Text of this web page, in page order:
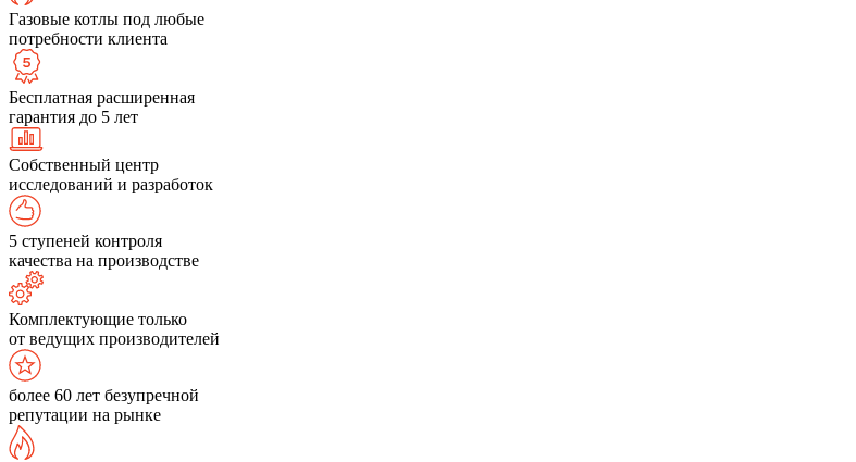
Газовые котлы под любые
потребности клиента
Бесплатная расширенная
гарантия до 5 лет
Собственный центр
исследований и разработок
5 ступеней контроля
качества на производстве
Комплектующие только
от ведущих производителей
более 60 лет безупречной
репутации на рынке